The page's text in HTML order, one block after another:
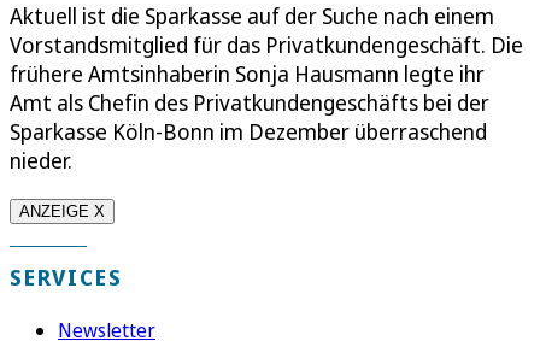
Aktuell ist die Sparkasse auf der Suche nach einem
Vorstandsmitglied für das Privatkundengeschäft. Die
frühere Amtsinhaberin Sonja Hausmann legte ihr
Amt als Chefin des Privatkundengeschäfts bei der
Sparkasse Köln-Bonn im Dezember überraschend
nieder.
ANZEIGE X
SERVICES
Newsletter